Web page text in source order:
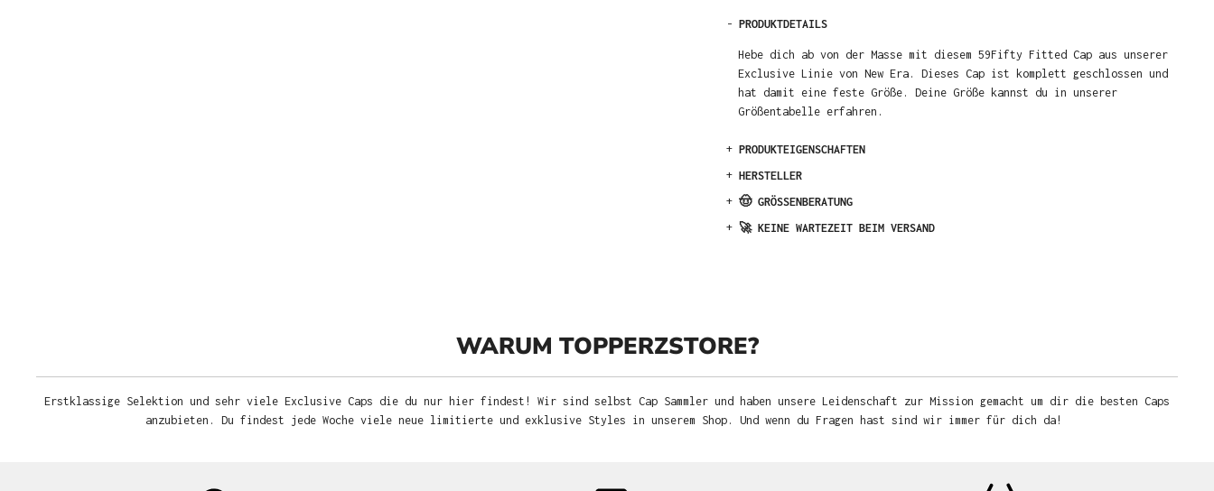
- PRODUKTDETAILS
Hebe dich ab von der Masse mit diesem 59Fifty Fitted Cap aus unserer
Exclusive Linie von New Era. Dieses Cap ist komplett geschlossen und
hat damit eine feste Größe. Deine Größe kannst du in unserer
Größentabelle erfahren.
+ PRODUKTEIGENSCHAFTEN
+ HERSTELLER
+ 🤠 GRÖSSENBERATUNG
+ 🚀 KEINE WARTEZEIT BEIM VERSAND
WARUM TOPPERZSTORE?
Erstklassige Selektion und sehr viele Exclusive Caps die du nur hier findest! Wir sind selbst Cap Sammler und haben unsere Leidenschaft zur Mission gemacht um dir die besten Caps
anzubieten. Du findest jede Woche viele neue limitierte und exklusive Styles in unserem Shop. Und wenn du Fragen hast sind wir immer für dich da!